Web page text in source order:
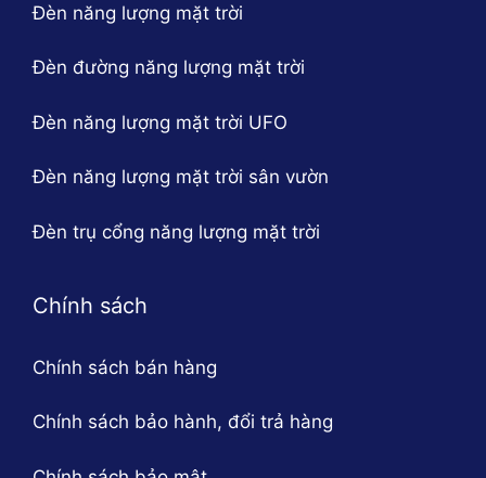
Đèn năng lượng mặt trời
Đèn đường năng lượng mặt trời
Đèn năng lượng mặt trời UFO
Đèn năng lượng mặt trời sân vườn
Đèn trụ cổng năng lượng mặt trời
Chính sách
Chính sách bán hàng
Chính sách bảo hành, đổi trả hàng